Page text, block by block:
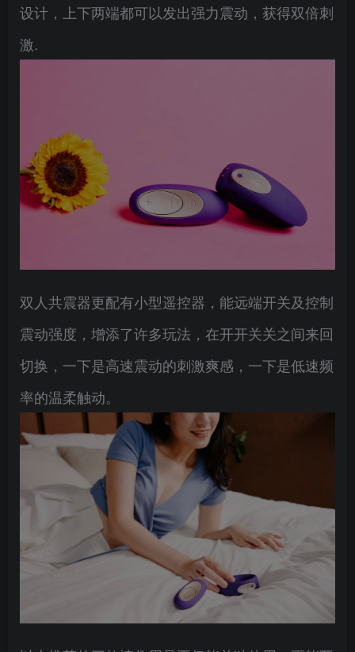
设计，上下两端都可以发出强力震动，获得双倍刺
激.
双人共震器更配有小型遥控器，能远端开关及控制
震动强度，增添了许多玩法，在开开关关之间来回
切换，一下是高速震动的刺激爽感，一下是低速频
率的温柔触动。